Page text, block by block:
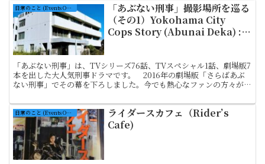
日常のこと (Events On Ordinary Days)
「あぶない刑事」撮影場所を巡る
（その1）Yokohama City
Cops Story (Abunai Deka) :
「あぶない刑事」は、TVシリーズ76話、TVスペシャル1話、劇場版7
本を出した大人気刑事ドラマです。 2016年の劇場版「さらばあぶ
ない刑事」でその幕を下ろしました。今でも熱心なファンの方々が、
日常のこと (Events On Ordinary Days)
ライダースカフェ（Rider’s
Cafe)